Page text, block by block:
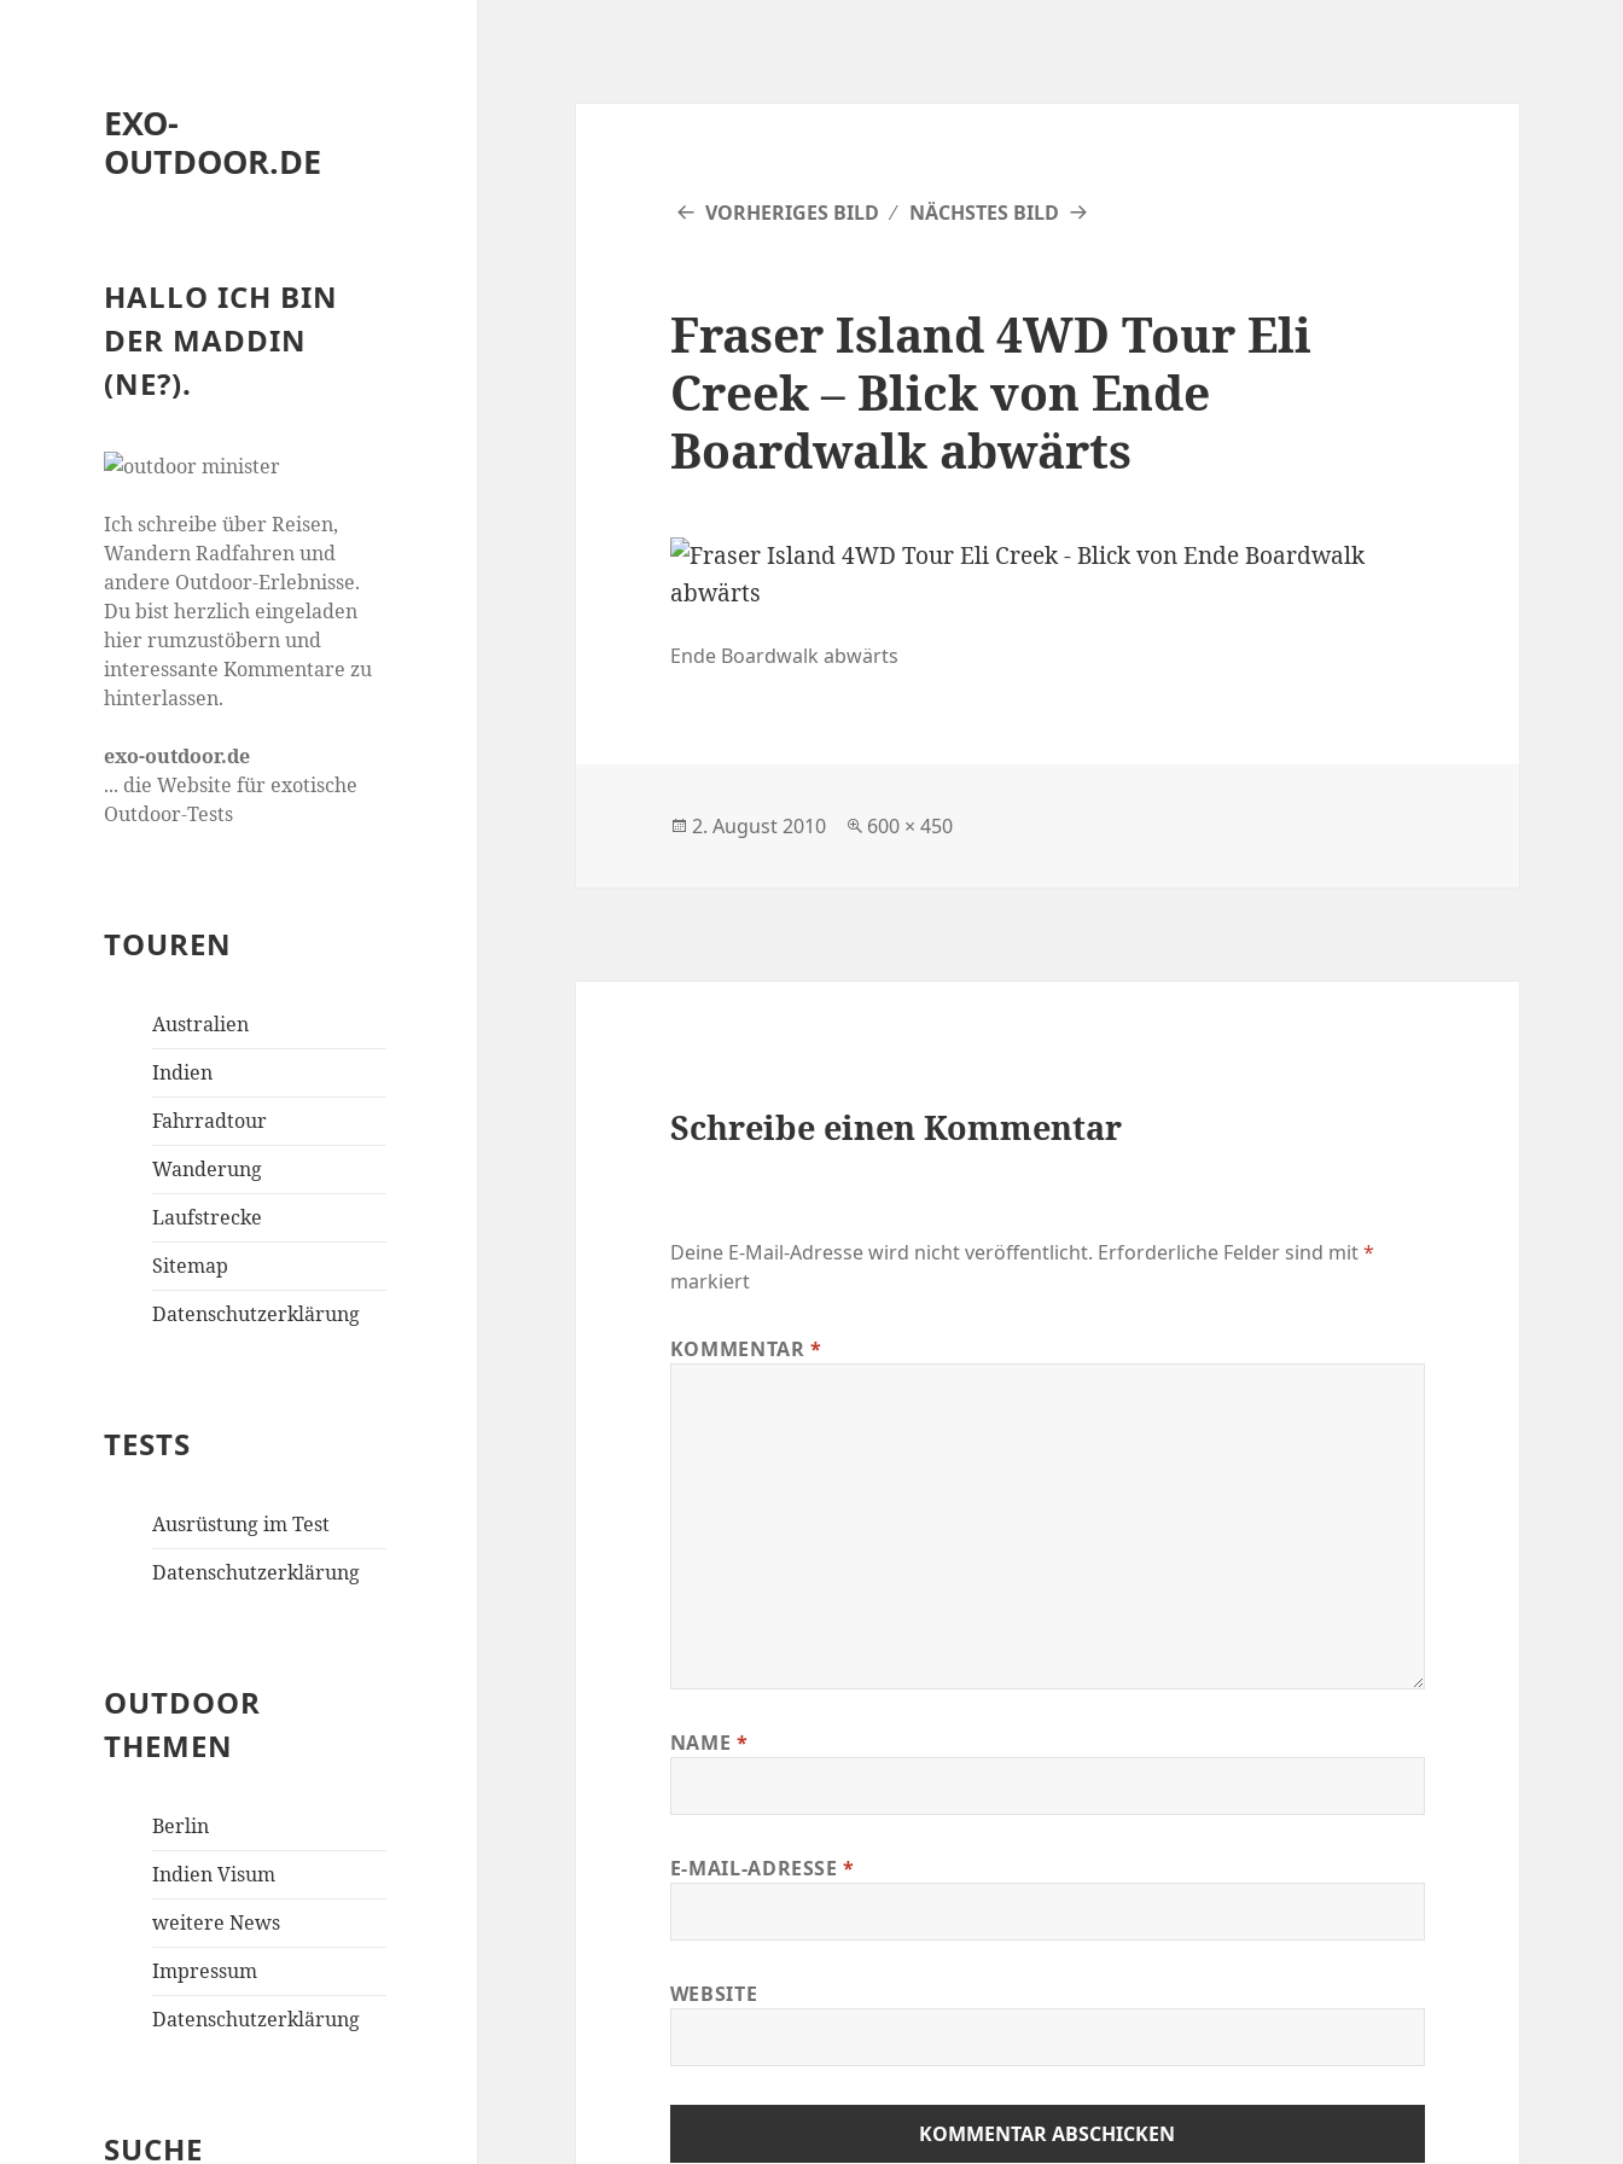
EXO-
OUTDOOR.DE
HALLO ICH BIN
DER MADDIN
(NE?).
Ich schreibe über Reisen,
Wandern Radfahren und
andere Outdoor-Erlebnisse.
Du bist herzlich eingeladen
hier rumzustöbern und
interessante Kommentare zu
hinterlassen.
exo-outdoor.de
... die Website für exotische
Outdoor-Tests
TOUREN
Australien
Indien
Fahrradtour
Wanderung
Laufstrecke
Sitemap
Datenschutzerklärung
TESTS
Ausrüstung im Test
Datenschutzerklärung
OUTDOOR
THEMEN
Berlin
Indien Visum
weitere News
Impressum
Datenschutzerklärung
SUCHE
VORHERIGES BILD NÄCHSTES BILD
Fraser Island 4WD Tour Eli
Creek – Blick von Ende
Boardwalk abwärts
Ende Boardwalk abwärts
Veröffentlicht
2. August 2010
Volle
600 × 450
Schreibe einen Kommentar
Deine E-Mail-Adresse wird nicht veröffentlicht. Erforderliche Felder sind mit*
markiert
KOMMENTAR*
NAME *
E-MAIL-ADRESSE*
WEBSITE